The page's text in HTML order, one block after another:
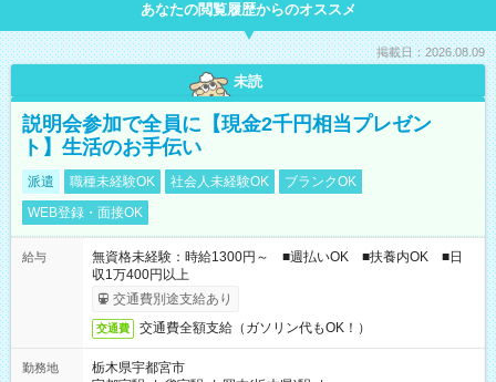
あなたの閲覧履歴からのオススメ
掲載日：2026.08.09
未読
説明会参加で全員に【現金2千円相当プレゼン
ト】生活のお手伝い
派遣 職種未経験OK 社会人未経験OK
ブランクOK
WEB登録・面接OK
給与
無資格未経験：時給1300円～ ■週払いOK ■扶養内OK ■日
収1万400円以上
交通費別途支給あり
交通費 交通費全額支給（ガソリン代もOK！）
勤務地
栃木県宇都宮市